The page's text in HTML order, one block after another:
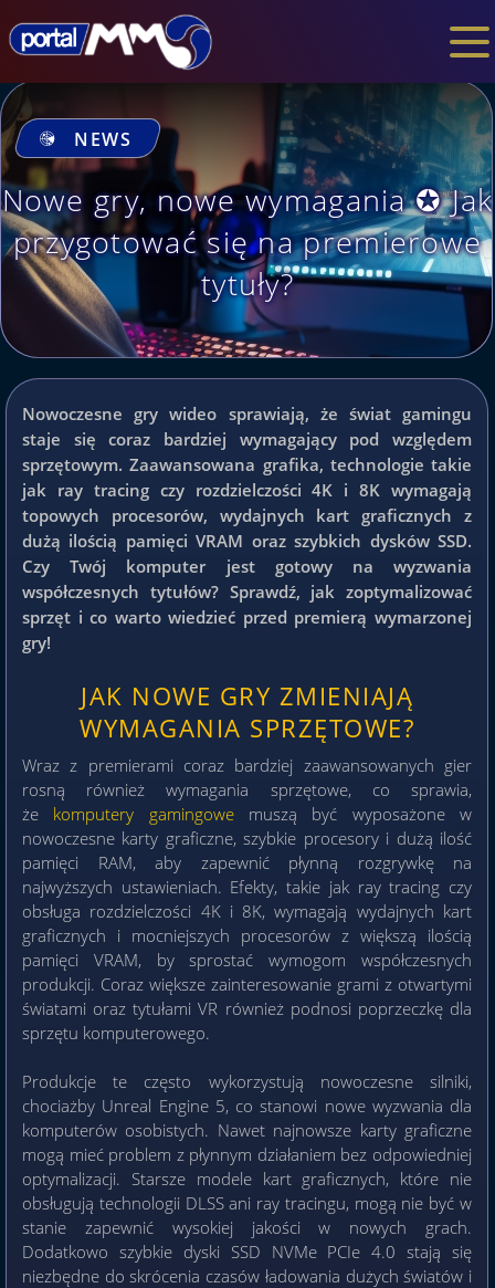
NEWS
Nowe gry, nowe wymagania ✪ Jak
przygotować się na premierowe
tytuły?
Nowoczesne gry wideo sprawiają, że świat gamingu
staje się coraz bardziej wymagający pod względem
sprzętowym. Zaawansowana grafika, technologie takie
jak ray tracing czy rozdzielczości 4K i 8K wymagają
topowych procesorów, wydajnych kart graficznych z
dużą ilością pamięci VRAM oraz szybkich dysków SSD.
Czy Twój komputer jest gotowy na wyzwania
współczesnych tytułów? Sprawdź, jak zoptymalizować
sprzęt i co warto wiedzieć przed premierą wymarzonej
gry!
JAK NOWE GRY ZMIENIAJĄ
WYMAGANIA SPRZĘTOWE?
Wraz z premierami coraz bardziej zaawansowanych gier
rosną również wymagania sprzętowe, co sprawia,
że komputery gamingowemuszą być wyposażone w
nowoczesne karty graficzne, szybkie procesory i dużą ilość
pamięci RAM, aby zapewnić płynną rozgrywkę na
najwyższych ustawieniach. Efekty, takie jak ray tracing czy
obsługa rozdzielczości 4K i 8K, wymagają wydajnych kart
graficznych i mocniejszych procesorów z większą ilością
pamięci VRAM, by sprostać wymogom współczesnych
produkcji. Coraz większe zainteresowanie grami z otwartymi
światami oraz tytułami VR również podnosi poprzeczkę dla
sprzętu komputerowego.
Produkcje te często wykorzystują nowoczesne silniki,
chociażby Unreal Engine 5, co stanowi nowe wyzwania dla
komputerów osobistych. Nawet najnowsze karty graficzne
mogą mieć problem z płynnym działaniem bez odpowiedniej
optymalizacji. Starsze modele kart graficznych, które nie
obsługują technologii DLSS ani ray tracingu, mogą nie być w
stanie zapewnić wysokiej jakości w nowych grach.
Dodatkowo szybkie dyski SSD NVMe PCIe 4.0 stają się
niezbędne do skrócenia czasów ładowania dużych światów i